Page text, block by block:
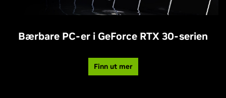
Bærbare PC-er i GeForce RTX 30-serien
Finn ut mer